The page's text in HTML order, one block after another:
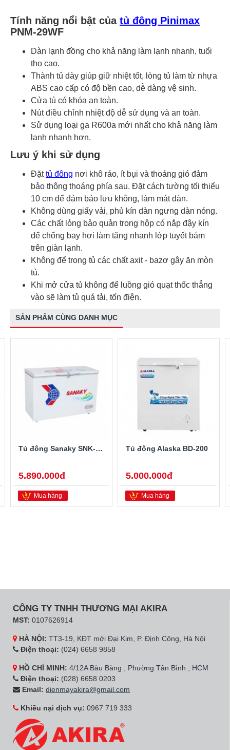
Tính năng nổi bật của tủ đông Pinimax
PNM-29WF
Dàn lạnh đồng cho khả năng làm lạnh nhanh, tuổi
thọ cao.
Thành tủ dày giúp giữ nhiệt tốt, lòng tủ làm từ nhựa
ABS cao cấp có độ bền cao, dễ dàng vệ sinh.
Cửa tủ có khóa an toàn.
Nút điều chỉnh nhiệt độ dễ sử dụng và an toàn.
Sử dụng loại ga R600a mới nhất cho khả năng làm
lạnh nhanh hơn.
Lưu ý khi sử dụng
Đặttủ đông nơi khô ráo, ít bụi và thoáng gió đảm
bảo thông thoáng phía sau. Đặt cách tường tối thiểu
10 cm để đảm bảo lưu không, làm mát dàn.
Không dùng giấy vải, phủ kín dàn ngưng dàn nóng.
Các chất lỏng bảo quản trong hộp có nắp đậy kín
để chống bay hơi làm tăng nhanh lớp tuyết bám
trên giàn lạnh.
Không để trong tủ các chất axit - bazơ gây ăn mòn
tủ.
Khi mở cửa tủ không để luồng gió quạt thốc thẳng
vào sẽ làm tủ quá tải, tốn điện.
SẢN PHẨM CÙNG DANH MỤC
Tủ đông Sanaky SNK-2900A
5.890.000đ
Mua hàng
Tủ đông Alaska BD-200
5.000.000đ
Mua hàng
CÔNG TY TNHH THƯƠNG MẠI AKIRA
MST: 0107626914
HÀ NỘI: TT3-19, KĐT mới Đại Kim, P. Định Công, Hà Nội
Điện thoại: (024) 6658 9858
HỒ CHÍ MINH: 4/12A Bàu Bàng , Phường Tân Bình , HCM
Điện thoại: (028) 6658 0203
Email: dienmayakira@gmail.com
Khiếu nại dịch vụ: 0967 719 333